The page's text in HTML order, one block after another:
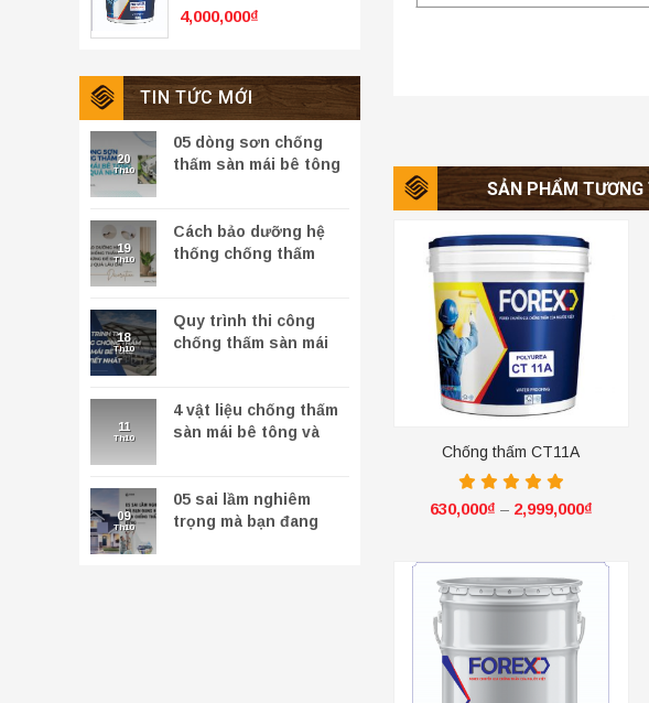
4,000,000₫
TIN TỨC MỚI
20
Th10
05 dòng sơn chống
thấm sàn mái bê tông
19
Th10
Cách bảo dưỡng hệ
thống chống thấm
18
Th10
Quy trình thi công
chống thấm sàn mái
11
Th10
4 vật liệu chống thấm
sàn mái bê tông và
09
Th10
05 sai lầm nghiêm
trọng mà bạn đang
SẢN PHẨM TƯƠNG
Chống thấm CT11A
630,000₫ – 2,999,000₫